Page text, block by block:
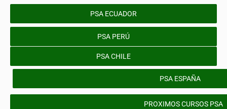
PSA ECUADOR
PSA PERÚ
PSA CHILE
PSA ESPAÑA
PROXIMOS CURSOS PSA